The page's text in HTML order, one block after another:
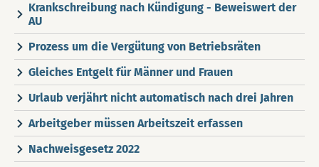
Krankschreibung nach Kündigung - Beweiswert der
AU
Prozess um die Vergütung von Betriebsräten
Gleiches Entgelt für Männer und Frauen
Urlaub verjährt nicht automatisch nach drei Jahren
Arbeitgeber müssen Arbeitszeit erfassen
Nachweisgesetz 2022